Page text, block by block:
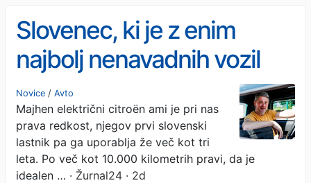
Slovenec, ki je z enim
najbolj nenavadnih vozil
prevozil prvih 10.000
kilometrov
Novice / Avto
Majhen električni citroën ami je pri nas
prava redkost, njegov prvi slovenski
lastnik pa ga uporablja že več kot tri
leta. Po več kot 10.000 kilometrih pravi, da je
idealen … · Žurnal24 · 2d